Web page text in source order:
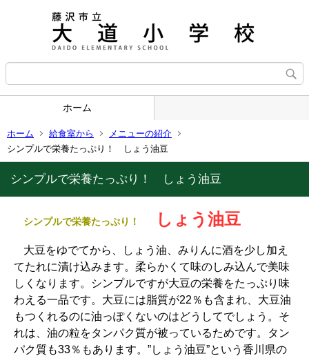
ホーム
ホーム 給食室から
メニューの紹介
シンプルで栄養たっぷり！ しょう油豆
シンプルで栄養たっぷり！ しょう油豆
シンプルで栄養たっぷり！ しょう油豆
大豆をゆでてから、しょう油、みりんに酒を少し加え
てたれに漬け込みます。柔らかくて味のしみ込んで美味
しくなります。シンプルですが大豆の栄養をたっぷり味
わえる一品です。大豆には脂質が22％も含まれ、大豆油
もつくれるのに油っぽくないのはどうしてでしょう。そ
れは、油の粒をタンパク質が被っているためです。タン
パク質も33％もあります。”しょう油豆”という香川県の